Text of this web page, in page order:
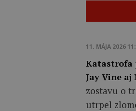
11. MÁJA 2026
Katastrofa
Jay Vine aj
zostavu o
utrpel